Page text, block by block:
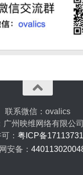
联系微信：ovalics
广州映维网络有限公
： 粤ICP备
安备：